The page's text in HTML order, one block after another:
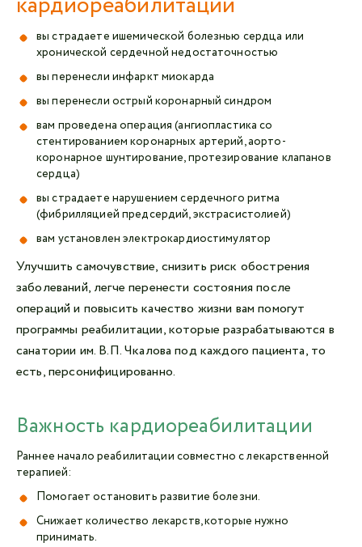
вы страдаете ишемической болезнью сердца или
хронической сердечной недостаточностью
вы перенесли инфаркт миокарда
вы перенесли острый коронарный синдром
вам проведена операция (ангиопластика со
стентированием коронарных артерий, аорто-
коронарное шунтирование, протезирование клапанов
сердца)
вы страдаете нарушением сердечного ритма
(фибрилляцией предсердий, экстрасистолией)
вам установлен электрокардиостимулятор
Улучшить самочувствие, снизить риск обострения
заболеваний, легче перенести состояния после
операций и повысить качество жизни вам помогут
программы реабилитации, которые разрабатываются в
санатории им. В.П. Чкалова под каждого пациента, то
есть, персонифицированно.
Важность кардиореабилитации
Раннее начало реабилитации совместно с лекарственной
терапией:
Помогает остановить развитие болезни.
Снижает количество лекарств, которые нужно
принимать.